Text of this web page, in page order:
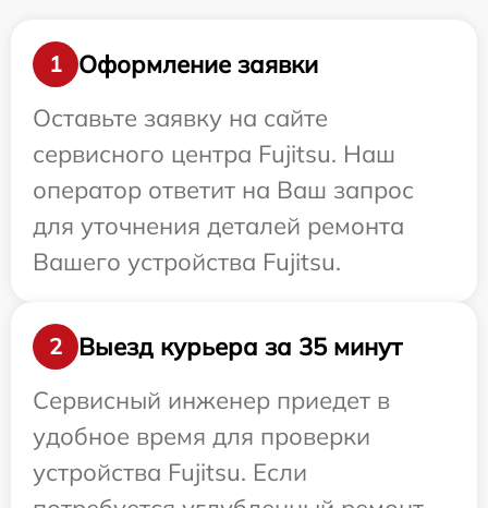
1
Оформление заявки
Оставьте заявку на сайте
сервисного центра Fujitsu. Наш
оператор ответит на Ваш запрос
для уточнения деталей ремонта
Вашего устройства Fujitsu.
2
Выезд курьера за 35 минут
Сервисный инженер приедет в
удобное время для проверки
устройства Fujitsu. Если